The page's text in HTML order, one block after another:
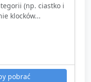
(np. ciastko i
klocków...
pobrać